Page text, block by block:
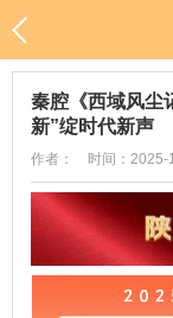
秦腔《西域风尘
新”绽时代新声
作者： 时间：2025-